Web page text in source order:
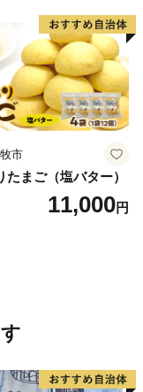
市
たまご（塩バター）
11,000円